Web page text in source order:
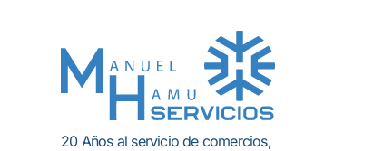
20 Años al servicio de comercios,